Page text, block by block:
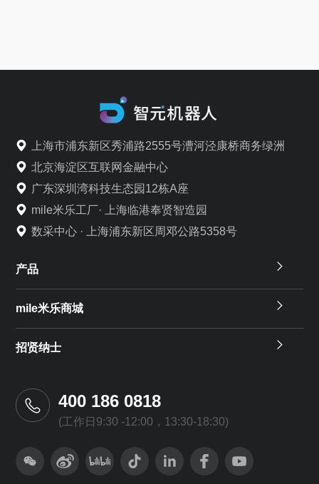
上海市浦东新区秀浦路2555号漕河泾康桥商务绿洲
北京海淀区互联网金融中心
广东深圳湾科技生态园12栋A座
mile米乐工厂· 上海临港奉贤智造园
数采中心 · 上海浦东新区周邓公路5358号
产品
mile米乐商城
招贤纳士
400 186 0818
(工作日9:30 -12:00，13:30-18:30)